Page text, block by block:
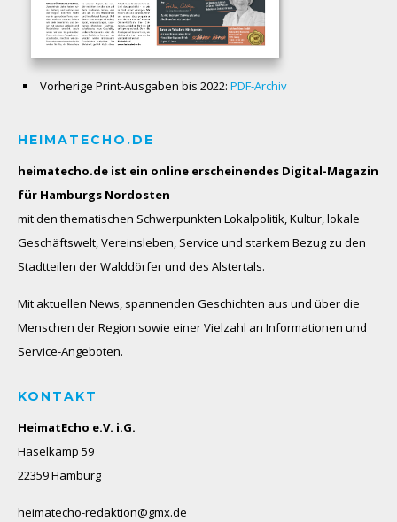
Vorherige Print-Ausgaben bis 2022: PDF-Archiv
HEIMATECHO.DE
heimatecho.de ist ein online erscheinendes Digital-Magazin
für Hamburgs Nordosten
mit den thematischen Schwerpunkten Lokalpolitik, Kultur, lokale
Geschäftswelt, Vereinsleben, Service und starkem Bezug zu den
Stadtteilen der Walddörfer und des Alstertals.
Mit aktuellen News, spannenden Geschichten aus und über die
Menschen der Region sowie einer Vielzahl an Informationen und
Service-Angeboten.
KONTAKT
HeimatEcho e.V. i.G.
Haselkamp 59
22359 Hamburg
heimatecho-redaktion@gmx.de